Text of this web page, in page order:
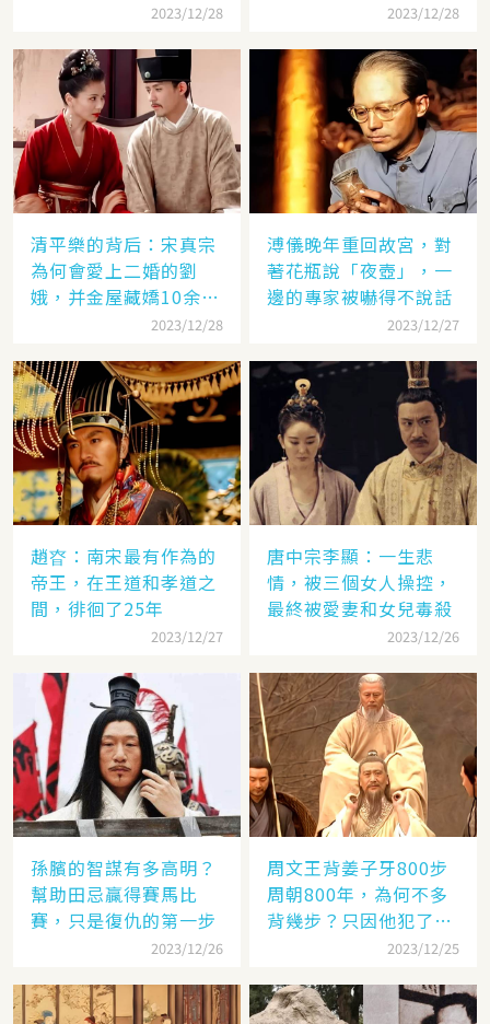
2023/12/28 2023/12/28
清平樂的背后：宋真宗
為何會愛上二婚的劉
娥，并金屋藏嬌10余
2023/12/28
溥儀晚年重回故宮，對
著花瓶說「夜壺」，一
邊的專家被嚇得不說話
2023/12/27
趙昚：南宋最有作為的
帝王，在王道和孝道之
間，徘徊了25年
2023/12/27
唐中宗李顯：一生悲
情，被三個女人操控，
最終被愛妻和女兒毒殺
2023/12/26
孫臏的智謀有多高明？
幫助田忌贏得賽馬比
賽，只是復仇的第一步
2023/12/26
周文王背姜子牙800步
周朝800年，為何不多
背幾步？只因他犯了個
2023/12/25